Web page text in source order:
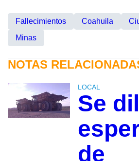
Fallecimientos Coahuila
Minas
NOTAS
LOCAL
Se
de